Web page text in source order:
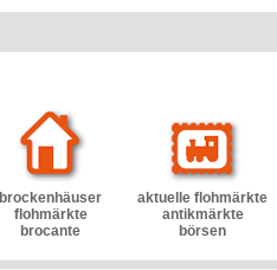
brockenhäuser
flohmärkte
brocante
aktuelle flohmärkte
antikmärkte
börsen